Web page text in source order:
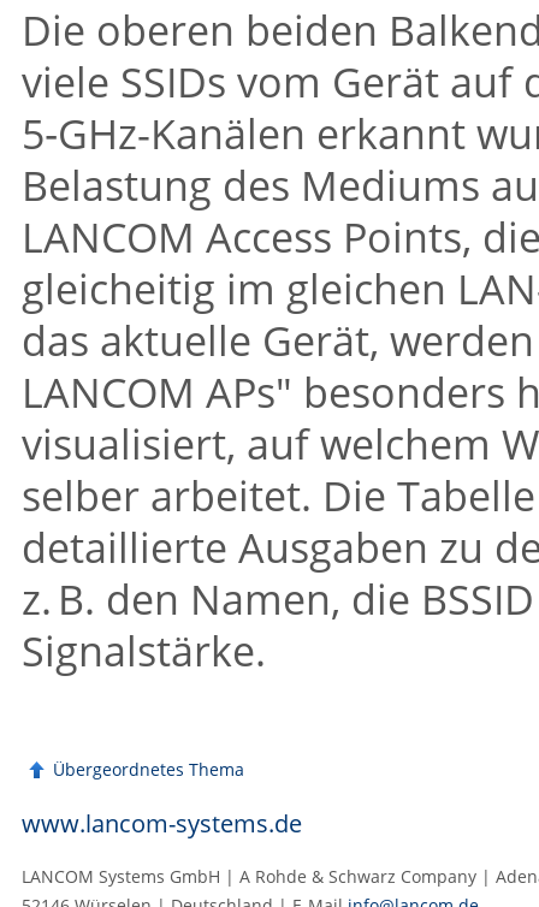
Die oberen beiden
viele SSIDs vom Gerät auf
5‑GHz-Kanälen erkannt
Belastung des Mediums
LANCOM Access Points,
gleicheitig im gleichen
das aktuelle Gerät,
LANCOM APs" besonders
visualisiert, auf welchem
selber arbeitet. Die
detaillierte Ausgaben zu
z. B. den Namen, die
Signalstärke.
Übergeordnetes Thema
www.lancom-systems.de
LANCOM Systems GmbH | A Rohde & Schwarz Company |